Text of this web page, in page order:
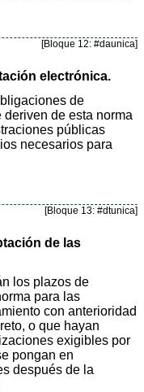
[Bloque 12: #daunica]
electrónica.
de
de esta norma
públicas
necesarios para
[Bloque 13: #dtunica]
de las
los plazos de
para las
con anterioridad
o que hayan
exigibles por
pongan en
después de la